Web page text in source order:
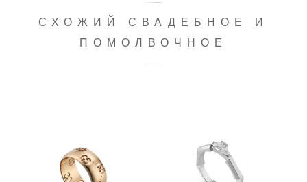
СХОЖИЙ СВАДЕБНОЕ И
ПОМОЛВОЧНОЕ